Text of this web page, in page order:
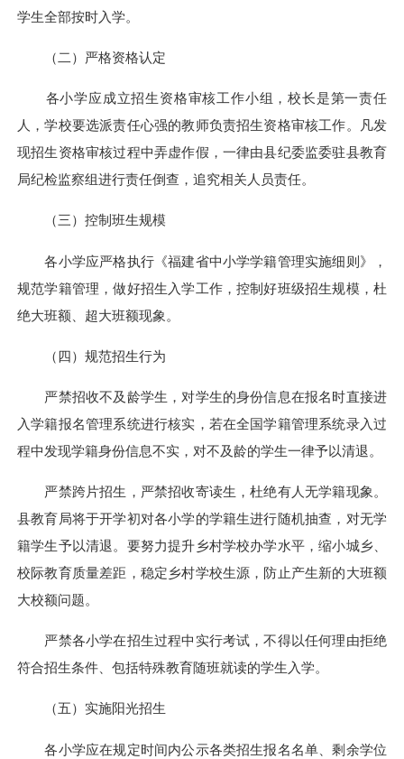
学生全部按时入学。
（二）严格资格认定
各小学应成立招生资格审核工作小组，校长是第一责任
人，学校要选派责任心强的教师负责招生资格审核工作。凡发
现招生资格审核过程中弄虚作假，一律由县纪委监委驻县教育
局纪检监察组进行责任倒查，追究相关人员责任。
（三） 控制班生规模
各小学应严格执行《福建省中小学学籍管理实施细则》，
规范学籍管理，做好招生入学工作，控制好班级招生规模，杜
绝大班额、超大班额现象。
（四）规范招生行为
严禁招收不及龄学生，对学生的身份信息在报名时直接进
入学籍报名管理系统进行核实，若在全国学籍管理系统录入过
程中发现学籍身份信息不实，对不及龄的学生一律予以清退。
严禁跨片招生，严禁招收寄读生，杜绝有人无学籍现象。
县教育局将于开学初对各小学的学籍生进行随机抽查，对无学
籍学生予以清退。要努力提升乡村学校办学水平，缩小城乡、
校际教育质量差距，稳定乡村学校生源，防止产生新的大班额
大校额问题。
严禁各小学在招生过程中实行考试，不得以任何理由拒绝
符合招生条件、包括特殊教育随班就读的学生入学。
（五）实施阳光招生
各小学应在规定时间内公示各类招生报名名单、剩余学位